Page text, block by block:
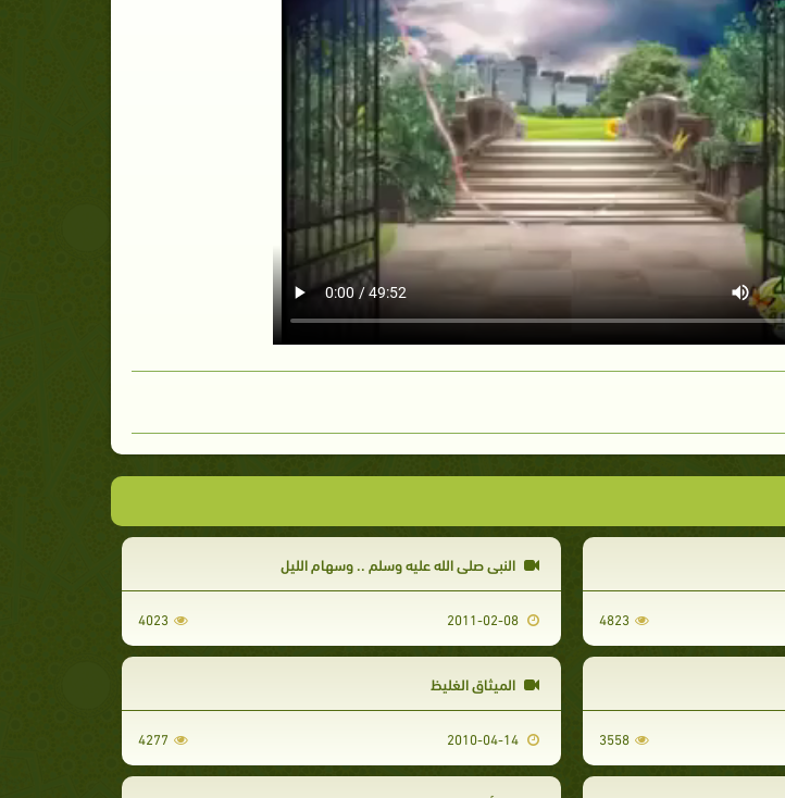
4823
النبي صلى الله عليه وسلم .. وسهام الليل
2011-02-08
4023
3558
الميثاق الغليظ
2010-04-14
4277